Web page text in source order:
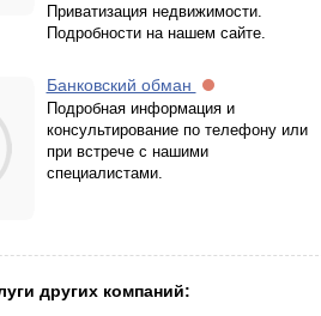
Приватизация недвижимости.
Подробности на нашем сайте.
Банковский обман
Подробная информация и
консультирование по телефону или
при встрече с нашими
специалистами.
других компаний: